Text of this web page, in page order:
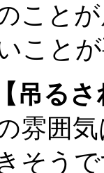
こと
こと
吊る
雰囲
そう